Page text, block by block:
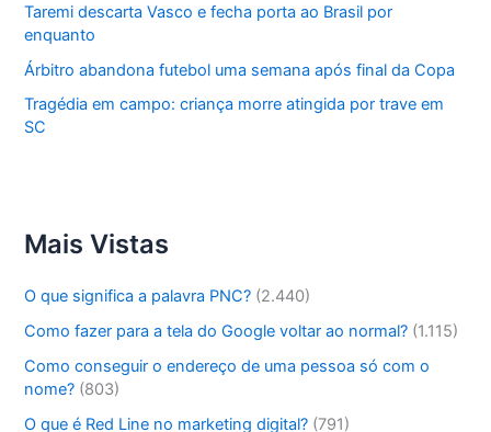
Taremi descarta Vasco e fecha porta ao Brasil por
enquanto
Árbitro abandona futebol uma semana após final da Copa
Tragédia em campo: criança morre atingida por trave em
SC
Mais Vistas
O que significa a palavra PNC? (2.440)
Como fazer para a tela do Google voltar ao normal? (1.115)
Como conseguir o endereço de uma pessoa só com o
nome? (803)
O que é Red Line no marketing digital? (791)